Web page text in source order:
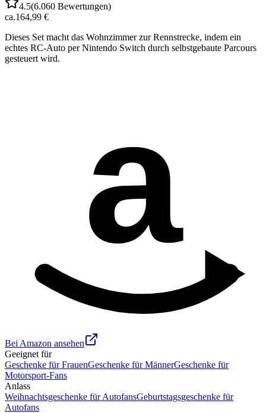
4.5(6.060 Bewertungen)
ca.164,99 €
Dieses Set macht das Wohnzimmer zur Rennstrecke, indem ein
echtes RC-Auto per Nintendo Switch durch selbstgebaute Parcours
gesteuert wird.
a
Bei Amazon ansehen
Geeignet für
Geschenke für FrauenGeschenke für MännerGeschenke für
Motorsport-Fans
Anlass
Weihnachtsgeschenke für AutofansGeburtstagsgeschenke für
Autofans